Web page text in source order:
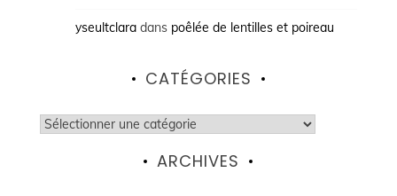
yseultclaradans poêlée de lentilles et poireau
CATÉGORIES
Catégories
ARCHIVES